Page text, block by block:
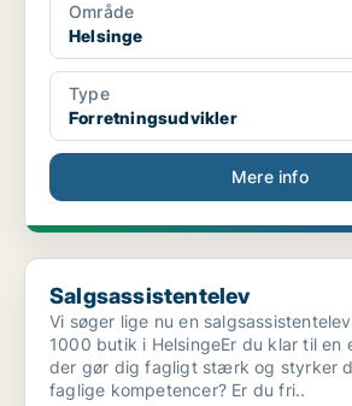
Område
Helsinge
Type
Forretningsudvikler
Mere info
Salgsassistentelev
Salgsassistentelev
Vi søger lige nu en
1000 butik i HelsingeEr du klar til en
der gør dig fagligt stærk og styrker
faglige kompetencer? Er du fri..